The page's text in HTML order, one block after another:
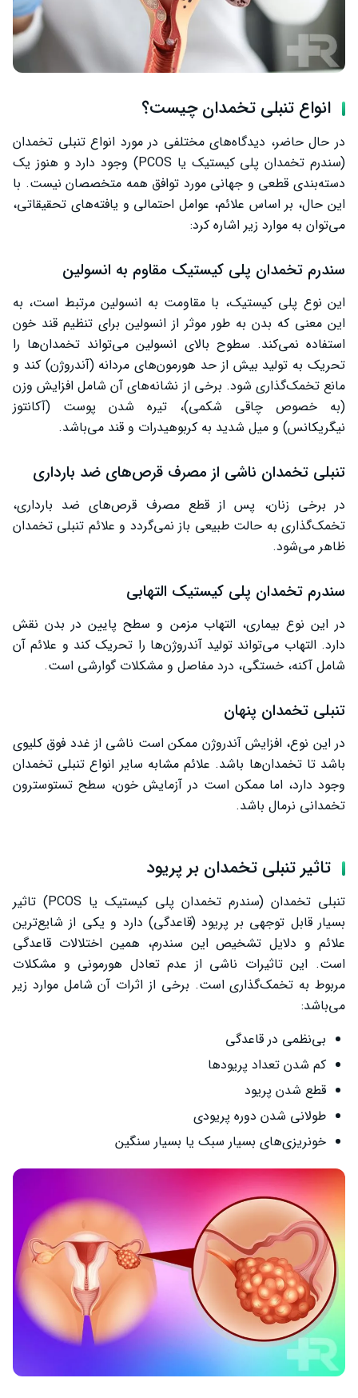
انواع تنبلی تخمدان چیست؟
در حال حاضر، دیدگاه‌های مختلفی در مورد انواع تنبلی تخمدان
(سندرم تخمدان پلی کیستیک یا PCOS) وجود دارد و هنوز یک
دسته‌بندی قطعی و جهانی مورد توافق همه متخصصان نیست. با
این حال، بر اساس علائم، عوامل احتمالی و یافته‌های تحقیقاتی،
می‌توان به موارد زیر اشاره کرد:
سندرم تخمدان پلی کیستیک مقاوم به انسولین
این نوع پلی کیستیک، با مقاومت به انسولین مرتبط است، به
این معنی که بدن به طور موثر از انسولین برای تنظیم قند خون
استفاده نمی‌کند. سطوح بالای انسولین می‌تواند تخمدان‌ها را
تحریک به تولید بیش از حد هورمون‌های مردانه (آندروژن) کند و
مانع تخمک‌گذاری شود. برخی از نشانه‌های آن شامل افزایش وزن
(به خصوص چاقی شکمی)، تیره شدن پوست (آکانتوز
نیگریکانس) و میل شدید به کربوهیدرات و قند می‌باشد.
تنبلی تخمدان ناشی از مصرف قرص‌های ضد بارداری
در برخی زنان، پس از قطع مصرف قرص‌های ضد بارداری،
تخمک‌گذاری به حالت طبیعی باز نمی‌گردد و علائم تنبلی تخمدان
ظاهر می‌شود.
سندرم تخمدان پلی کیستیک التهابی
در این نوع بیماری، التهاب مزمن و سطح پایین در بدن نقش
دارد. التهاب می‌تواند تولید آندروژن‌ها را تحریک کند و علائم آن
شامل آکنه، خستگی، درد مفاصل و مشکلات گوارشی است.
تنبلی تخمدان پنهان
در این نوع، افزایش آندروژن ممکن است ناشی از غدد فوق کلیوی
باشد تا تخمدان‌ها باشد. علائم مشابه سایر انواع تنبلی تخمدان
وجود دارد، اما ممکن است در آزمایش خون، سطح تستوسترون
تخمدانی نرمال باشد.
تاثیر تنبلی تخمدان بر پریود
تنبلی تخمدان (سندرم تخمدان پلی کیستیک یا PCOS) تاثیر
بسیار قابل توجهی بر پریود (قاعدگی) دارد و یکی از شایع‌ترین
علائم و دلایل تشخیص این سندرم، همین اختلالات قاعدگی
است. این تاثیرات ناشی از عدم تعادل هورمونی و مشکلات
مربوط به تخمک‌گذاری است. برخی از اثرات آن شامل موارد زیر
می‌باشد:
بی‌نظمی در قاعدگی
کم شدن تعداد پریودها
قطع شدن پریود
طولانی شدن دوره پریودی
خونریزی‌های بسیار سبک یا بسیار سنگین